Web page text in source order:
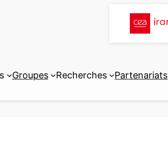
Groupes Recherches Partenariats